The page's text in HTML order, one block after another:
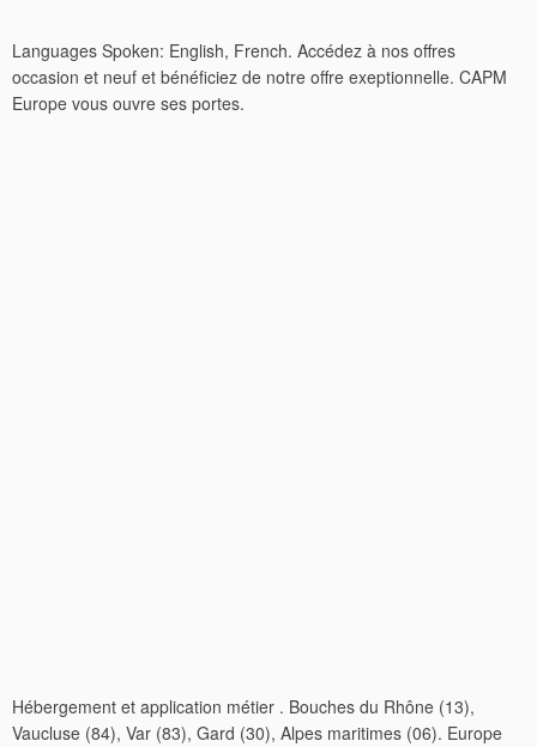
Languages Spoken: English, French. Accédez à nos offres
occasion et neuf et bénéficiez de notre offre exeptionnelle. CAPM
Europe vous ouvre ses portes.
Hébergement et application métier . Bouches du Rhône (13),
Vaucluse (84), Var (83), Gard (30), Alpes maritimes (06). Europe